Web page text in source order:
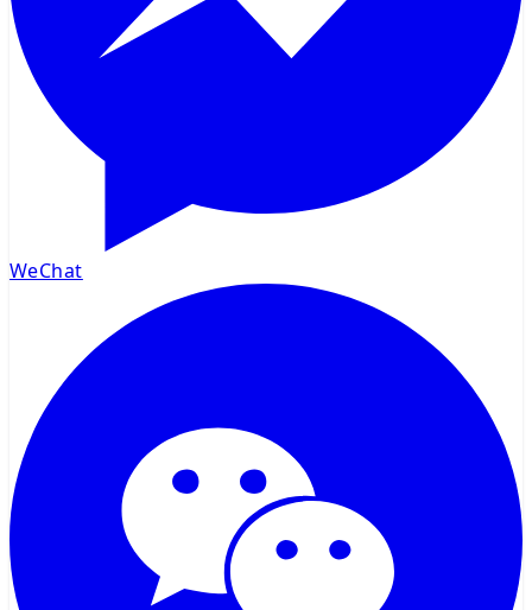
WeChat